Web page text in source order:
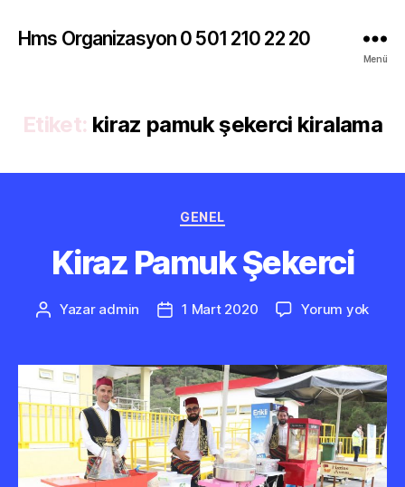
Hms Organizasyon 0 501 210 22 20
Menü
Etiket: kiraz pamuk şekerci kiralama
Kategoriler
GENEL
Kiraz Pamuk Şekerci
Yazının
Yazar admin
Yazı1 Mart 2020 Yorum yokKiraz